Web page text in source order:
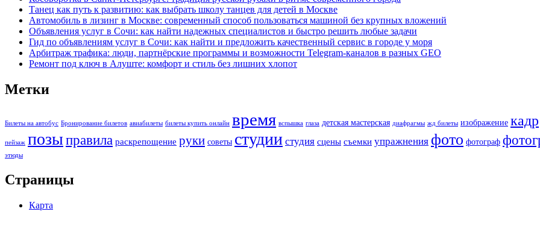
Танец как путь к развитию: как выбрать школу танцев для детей в Москве
Автомобиль в лизинг в Москве: современный способ пользоваться машиной без крупных вложений
Объявления услуг в Сочи: как найти надежных специалистов и быстро решить любые задачи
Гид по объявлениям услуг в Сочи: как найти и предложить качественный сервис в городе у моря
Арбитраж трафика: люди, партнёрские программы и возможности Telegram-каналов в разных GEO
Ремонт под ключ в Алуште: комфорт и стиль без лишних хлопот
Метки
Билеты на автобус Бронирование билетов авиабилеты билеты купить онлайн время вспышка глаза детская мастерская диафрагмы жд билеты изображение кадр
пейзаж позыправила раскрепощение руки советы студии студия сцены съемки упражнения фото фотограф
этюды
Страницы
Карта